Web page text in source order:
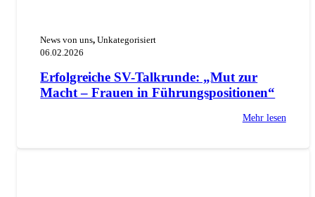
News von uns,Unkategorisiert
06.02.2026
Erfolgreiche SV-Talkrunde: „Mut zur
Macht – Frauen in Führungspositionen“
Mehr lesen